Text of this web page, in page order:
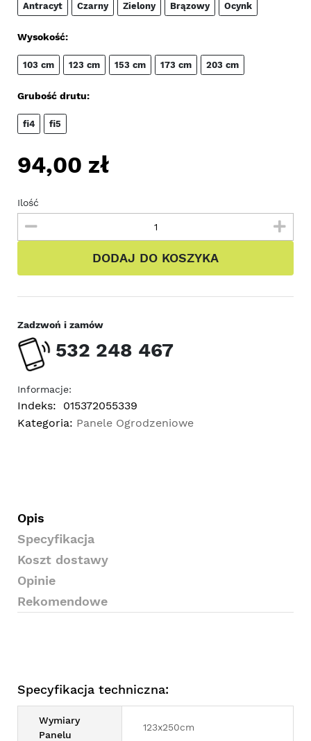
Antracyt Czarny Zielony Brązowy Ocynk
Wysokość:
103 cm 123 cm 153 cm 173 cm 203 cm
Grubość drutu:
fi4 fi5
94,00 zł
Ilość
DODAJ DO KOSZYKA
Zadzwoń i zamów
532 248 467
Informacje:
Indeks:
015372055339
Kategoria: Panele Ogrodzeniowe
Opis
Specyfikacja
Koszt dostawy
Opinie
Rekomendowe
Specyfikacja techniczna:
Wymiary
Panelu
123x250cm